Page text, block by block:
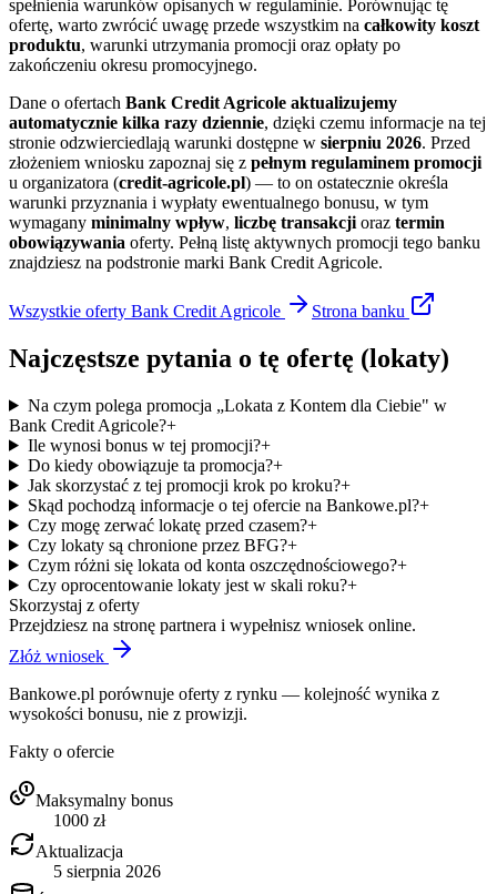
spełnienia warunków opisanych w regulaminie. Porównując tę
ofertę, warto zwrócić uwagę przede wszystkim na całkowity koszt
produktu, warunki utrzymania promocji oraz opłaty po
zakończeniu okresu promocyjnego.
Dane o ofertach Bank Credit Agricole aktualizujemy
automatycznie kilka razy dziennie, dzięki czemu informacje na tej
stronie odzwierciedlają warunki dostępne w sierpniu 2026. Przed
złożeniem wniosku zapoznaj się z pełnym regulaminem promocji
u organizatora (credit-agricole.pl) — to on ostatecznie określa
warunki przyznania i wypłaty ewentualnego bonusu, w tym
wymagany minimalny wpływ, liczbę transakcji oraz termin
obowiązywania oferty. Pełną listę aktywnych promocji tego banku
znajdziesz na podstronie marki Bank Credit Agricole.
Wszystkie oferty Bank Credit Agricole Strona banku
Najczęstsze pytania o tę ofertę (lokaty)
Na czym polega promocja „Lokata z Kontem dla Ciebie" w
Bank Credit Agricole?+
Ile wynosi bonus w tej promocji?+
Do kiedy obowiązuje ta promocja?+
Jak skorzystać z tej promocji krok po kroku?+
Skąd pochodzą informacje o tej ofercie na Bankowe.pl?+
Czy mogę zerwać lokatę przed czasem?+
Czy lokaty są chronione przez BFG?+
Czym różni się lokata od konta oszczędnościowego?+
Czy oprocentowanie lokaty jest w skali roku?+
Skorzystaj z oferty
Przejdziesz na stronę partnera i wypełnisz wniosek online.
Złóż wniosek
Bankowe.pl porównuje oferty z rynku — kolejność wynika z
wysokości bonusu, nie z prowizji.
Fakty o ofercie
Maksymalny bonus
1000 zł
Aktualizacja
5 sierpnia 2026